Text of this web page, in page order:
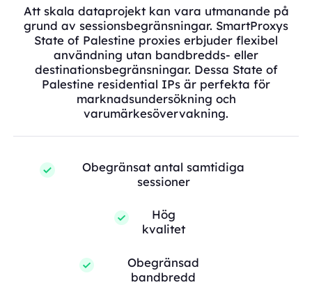
Att skala dataprojekt kan vara utmanande på
grund av sessionsbegränsningar. SmartProxys
State of Palestine proxies erbjuder flexibel
användning utan bandbredds- eller
destinationsbegränsningar. Dessa State of
Palestine residential IPs är perfekta för
marknadsundersökning och
varumärkesövervakning.
Obegränsat antal samtidiga
sessioner
Hög
kvalitet
Obegränsad
bandbredd